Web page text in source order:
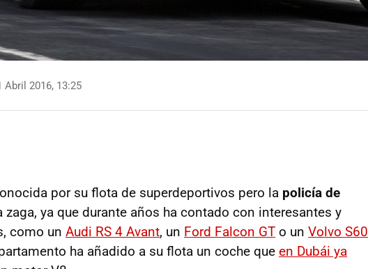
Abril 2016, 13:25
por su flota de superdeportivos pero la policía de
zaga, ya que durante años ha contado con interesantes y
como un Audi RS 4 Avant, un Ford Falcon GT o un Volvo S60
ha añadido a su flota un coche que en Dubái ya